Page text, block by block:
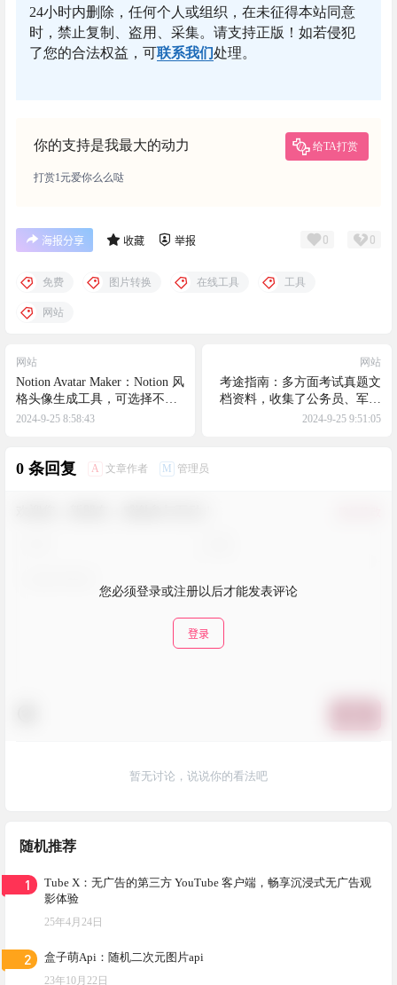
24小时内删除，任何个人或组织，在未征得本站同意
时，禁止复制、盗用、采集。请支持正版！如若侵犯
了您的合法权益，可联系我们处理。
你的支持是我最大的动力 给TA打赏
打赏1元爱你么么哒
海报分享 收藏 举报 0 0
免费 图片转换 在线工具 工具
网站
网站
Notion Avatar Maker：Notion 风
格头像生成工具，可选择不同
的发型、面部五官、配饰和颜
2024-9-25 8:58:43
网站
考途指南：多方面考试真题文
档资料，收集了公务员、军队
文职、事业单位、三支一扶、
2024-9-25 9:51:05
0 条回复 A 文章作者 M 管理员
您必须登录或注册以后才能发表评论
登录
暂无讨论，说说你的看法吧
随机推荐
1
Tube X：无广告的第三方 YouTube 客户端，畅享沉浸式无广告观
影体验
25年4月24日
2 盒子萌Api：随机二次元图片api
23年10月22日